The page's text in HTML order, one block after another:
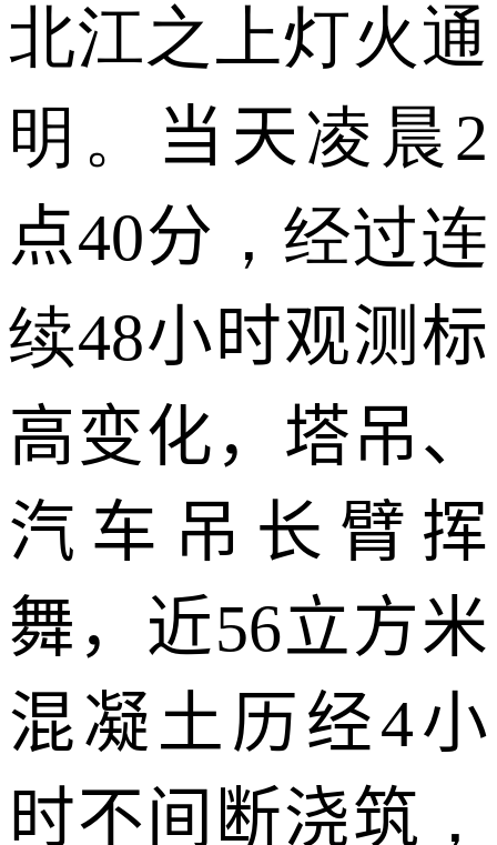
北江之上灯火通
明。 当天凌晨 2
点40分 ，经过连
续48小时观测标
高变化，塔吊、
汽车吊长臂挥
舞，近56立方米
混凝土历经4小
时不间断浇筑 ，